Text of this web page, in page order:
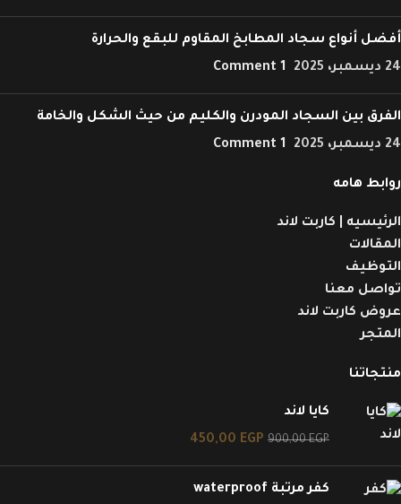
أفضل أنواع سجاد المطابخ المقاوم للبقع والحرارة
24 ديسمبر، 2025
1 Comment
الفرق بين السجاد المودرن والكليم من حيث الشكل والخامة
24 ديسمبر، 2025
1 Comment
روابط هامه
الرئيسيه | كاربت لاند
المقالات
التوظيف
تواصل معنا
عروض كاربت لاند
المتجر
منتجاتنا
كايا لاند
900,00EGP
450,00 EGP
كفر مرتبة waterproof